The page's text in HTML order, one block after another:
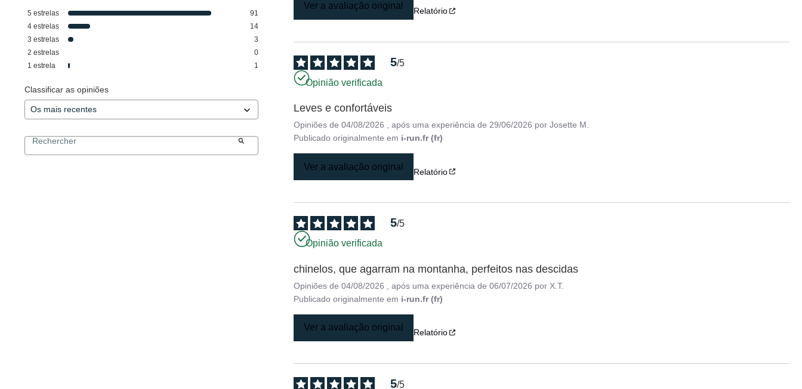
5 estrelas
91
4 estrelas
14
3 estrelas
3
2 estrelas
0
1 estrela 1
Classificar as opiniões
Ver a avaliação original Relatório
5/5
Opinião verificada
Leves e confortáveis
Opiniões de04/08/2026 , após uma experiência de 29/06/2026 porJosette M.
Publicado originalmente em i-run.fr (fr)
Ver a avaliação original Relatório
5/5
Opinião verificada
chinelos, que agarram na montanha, perfeitos nas descidas
Opiniões de04/08/2026 , após uma experiência de06/07/2026 por X.T.
Publicado originalmente em i-run.fr (fr)
Ver a avaliação original Relatório
5/5